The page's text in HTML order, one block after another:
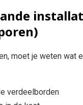
moet je weten wat
verdeelborden